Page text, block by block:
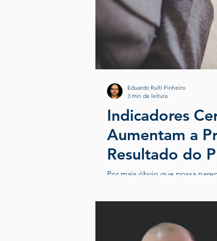
Indicadores
Aumentam a
Resultado do
Processo
Por mais óbvio que possa
Eduardo Rulti Pinheiro
3 min de leitura